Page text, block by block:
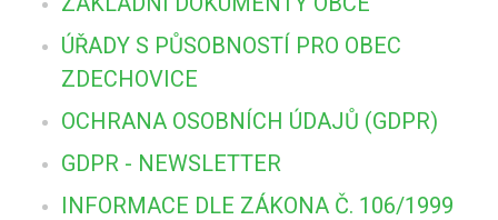
ÚŘADY S PŮSOBNOSTÍ PRO OBEC
ZDECHOVICE
OCHRANA OSOBNÍCH ÚDAJŮ (GDPR)
GDPR - NEWSLETTER
INFORMACE DLE ZÁKONA Č. 106/1999